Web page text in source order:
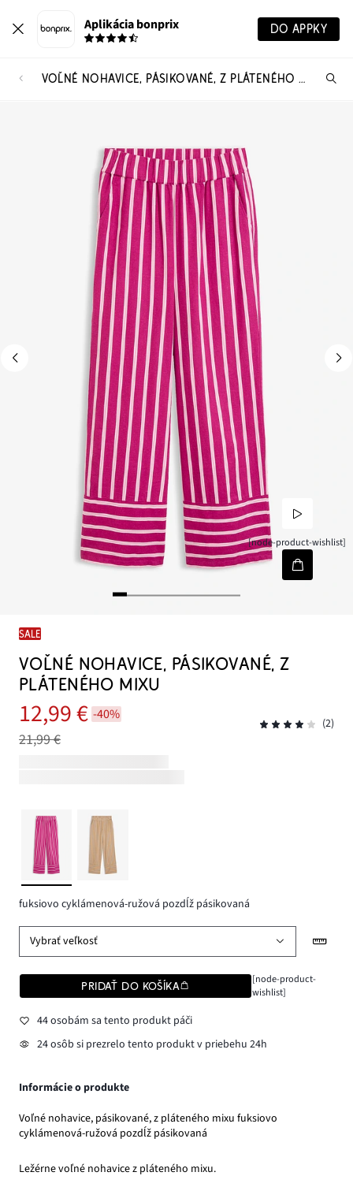
Aplikácia bonprix DO APPKY
VOĽNÉ NOHAVICE, PÁSIKOVANÉ, Z PLÁTENÉHO MIXU
[node-product-wishlist]
SALE
VOĽNÉ NOHAVICE, PÁSIKOVANÉ, Z
PLÁTENÉHO MIXU
12,99 € -40%
21,99 €
(2)
fuksiovo cyklámenová-ružová pozdĺž pásikovaná
Vybrať veľkosť
PRIDAŤ DO KOŠÍKA
[node-product-
wishlist]
44 osobám sa tento produkt páči
24 osôb si prezrelo tento produkt v priebehu 24h
Informácie o produkte
Voľné nohavice, pásikované, z pláteného mixu fuksiovo
cyklámenová-ružová pozdĺž pásikovaná
Ležérne voľné nohavice z pláteného mixu.